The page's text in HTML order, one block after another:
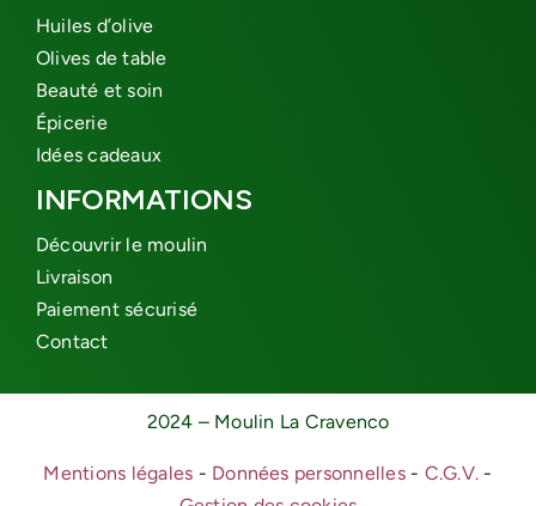
Huiles d’olive
Olives de table
Beauté et soin
Épicerie
Idées cadeaux
INFORMATIONS
Découvrir le moulin
Livraison
Paiement sécurisé
Contact
2024 – Moulin La Cravenco
Mentions légales - Données personnelles- C.G.V. -